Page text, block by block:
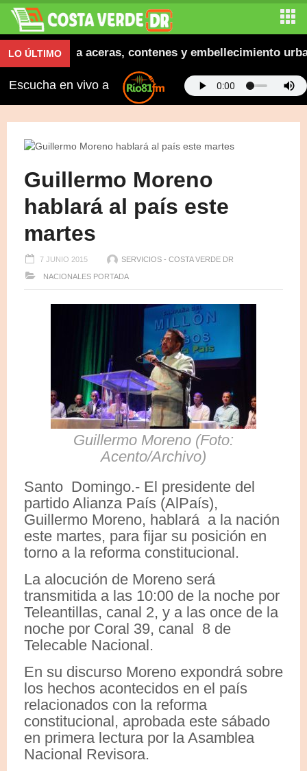
LO ÚLTIMO
inaugura aceras, contenes y embellecimiento
Escucha en vivo a
Guillermo Moreno
hablará al país este
martes
7 JUNIO 2015 SERVICIOS - COSTA VERDE DR
NACIONALES PORTADA
Guillermo Moreno (Foto:
Acento/Archivo)
Santo Domingo.- El presidente del
partido Alianza País (AlPaís),
Guillermo Moreno, hablará a la nación
este martes, para fijar su posición en
torno a la reforma constitucional.
La alocución de Moreno será
transmitida a las 10:00 de la noche por
Teleantillas, canal 2, y a las once de la
noche por Coral 39, canal 8 de
Telecable Nacional.
En su discurso Moreno expondrá sobre
los hechos acontecidos en el país
relacionados con la reforma
constitucional, aprobada este sábado
en primera lectura por la Asamblea
Nacional Revisora.